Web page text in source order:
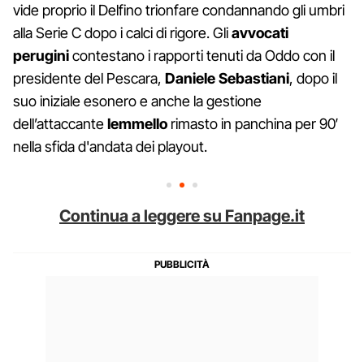
vide proprio il Delfino trionfare condannando gli umbri
alla Serie C dopo i calci di rigore. Gliavvocati
peruginicontestano i rapporti tenuti da Oddo con il
presidente del Pescara, Daniele Sebastiani, dopo il
suo iniziale esonero e anche la gestione
dell’attaccanteIemmello rimasto in panchina per 90′
nella sfida d'andata dei playout.
Continua a leggere su Fanpage.it